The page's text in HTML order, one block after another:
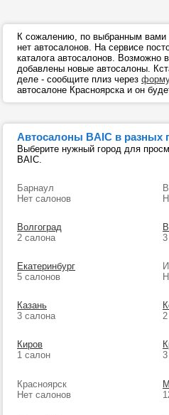
К сожалению, по выбранным
нет автосалонов. На сервисе
каталога автосалонов.
добавлены новые автосалоны.
деле - сообщите плиз через
автосалоне Красноярска и он
Автосалоны BAIC в разных
Выберите нужный город для
BAIC.
Барнаул
Нет салонов
Волгоград
2 салона
Екатеринбург
5 салонов
Казань
3 салона
Киров
1 салон
Красноярск
Нет салонов